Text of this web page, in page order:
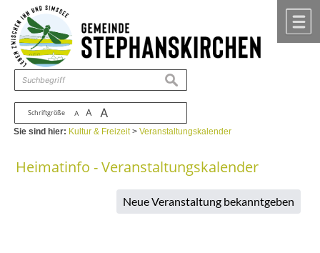
Zum Inhalt ,zur Navigation
Schriftgröße A A A
suchen
Sie sind hier: Kultur & Freizeit>Veranstaltungskalender
Heimatinfo - Veranstaltungskalender